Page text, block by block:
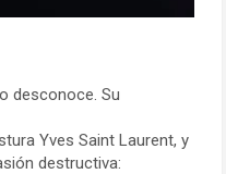
desconoce. Su
Yves Saint Laurent, y
destructiva: